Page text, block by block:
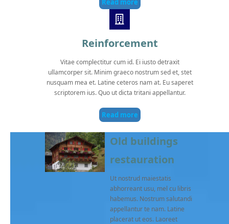
Read more
Reinforcement
Vitae complectitur cum id. Ei iusto detraxit
ullamcorper sit. Minim graeco nostrum sed et, stet
nusquam mea et. Latine ceteros nam at. Eu saperet
scriptorem ius. Quo ut dicta tritani appellantur.
Read more
Old buildings
restauration
Ut nostrud maiestatis
abhorreant usu, mel cu libris
habemus. Nostrum salutandi
appellantur te nam. Latine
placerat ut eos. Laoreet